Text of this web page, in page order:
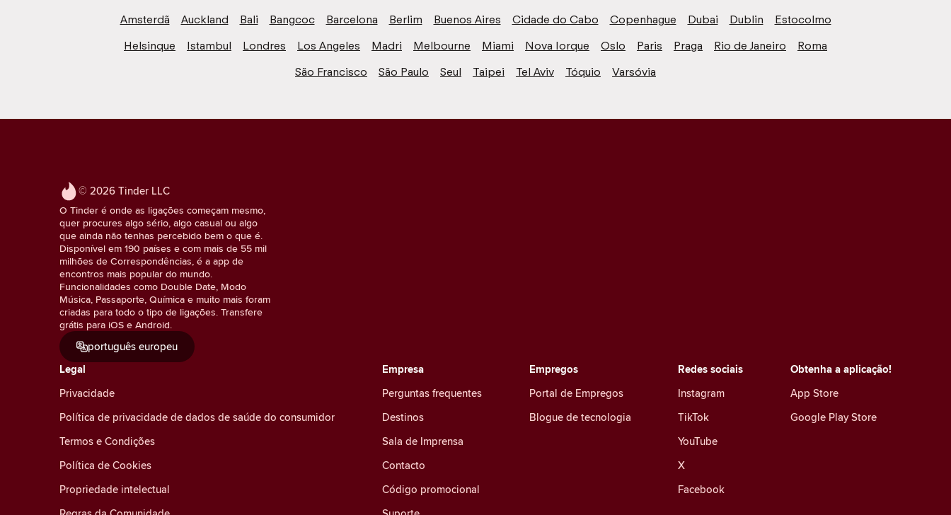
Amsterdã Auckland Bali Bangcoc Barcelona Berlim Buenos Aires Cidade do Cabo Copenhague Dubai Dublin
Estocolmo
Helsinque
Istambul Londres Los Angeles Madri Melbourne Miami Nova Iorque Oslo Paris Praga Rio de Janeiro
Roma
São Francisco
São Paulo Seul Taipei Tel Aviv Tóquio Varsóvia
© 2026 Tinder LLC
O Tinder é onde as ligações começam mesmo,
quer procures algo sério, algo casual ou algo
que ainda não tenhas percebido bem o que é.
Disponível em 190 países e com mais de 55 mil
milhões de Correspondências, é a app de
encontros mais popular do mundo.
Funcionalidades como Double Date, Modo
Música, Passaporte, Química e muito mais foram
criadas para todo o tipo de ligações. Transfere
grátis para iOS e Android.
português europeu
Redes sociais
Instagram
TikTok
YouTube
X
Facebook
Legal
Privacidade
Política de privacidade de dados de saúde do consumidor
Termos e Condições
Política de Cookies
Propriedade intelectual
Empregos
Portal de Empregos
Blogue de tecnologia
Empresa
Perguntas frequentes
Destinos
Sala de Imprensa
Contacto
Código promocional
Obtenha a aplicação!
App Store
Google Play Store